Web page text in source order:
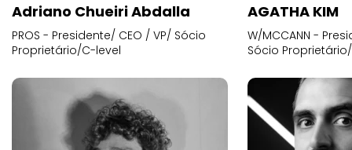
Adriano Chueiri Abdalla
PROS - Presidente/ CEO / VP/ Sócio
Proprietário/C-level
AGATHA KIM
W/MCCANN -
Sócio